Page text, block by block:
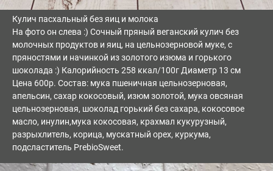
Кулич пасхальный без яиц и молока
На фото он слева :) Сочный пряный веганский кулич без
молочных продуктов и яиц, на цельнозерновой муке, с
пряностями и начинкой из золотого изюма и горького
шоколада :) Калорийность 258 ккал/100г Диаметр 13 см
Цена 600р. Состав: мука пшеничная цельнозерновая,
апельсин, сахар кокосовый, изюм золотой, мука овсяная
цельнозерновая, шоколад горький без сахара, кокосовое
масло, инулин,мука кокосовая, крахмал кукурузный,
разрыхлитель, корица, мускатный орех, куркума,
подсластитель PrebioSweet.